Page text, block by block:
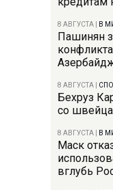
8 АВГУСТА В
Пашинян
8 АВГУСТА
Бехруз
со
8 АВГУСТА В
Маск
вглубь